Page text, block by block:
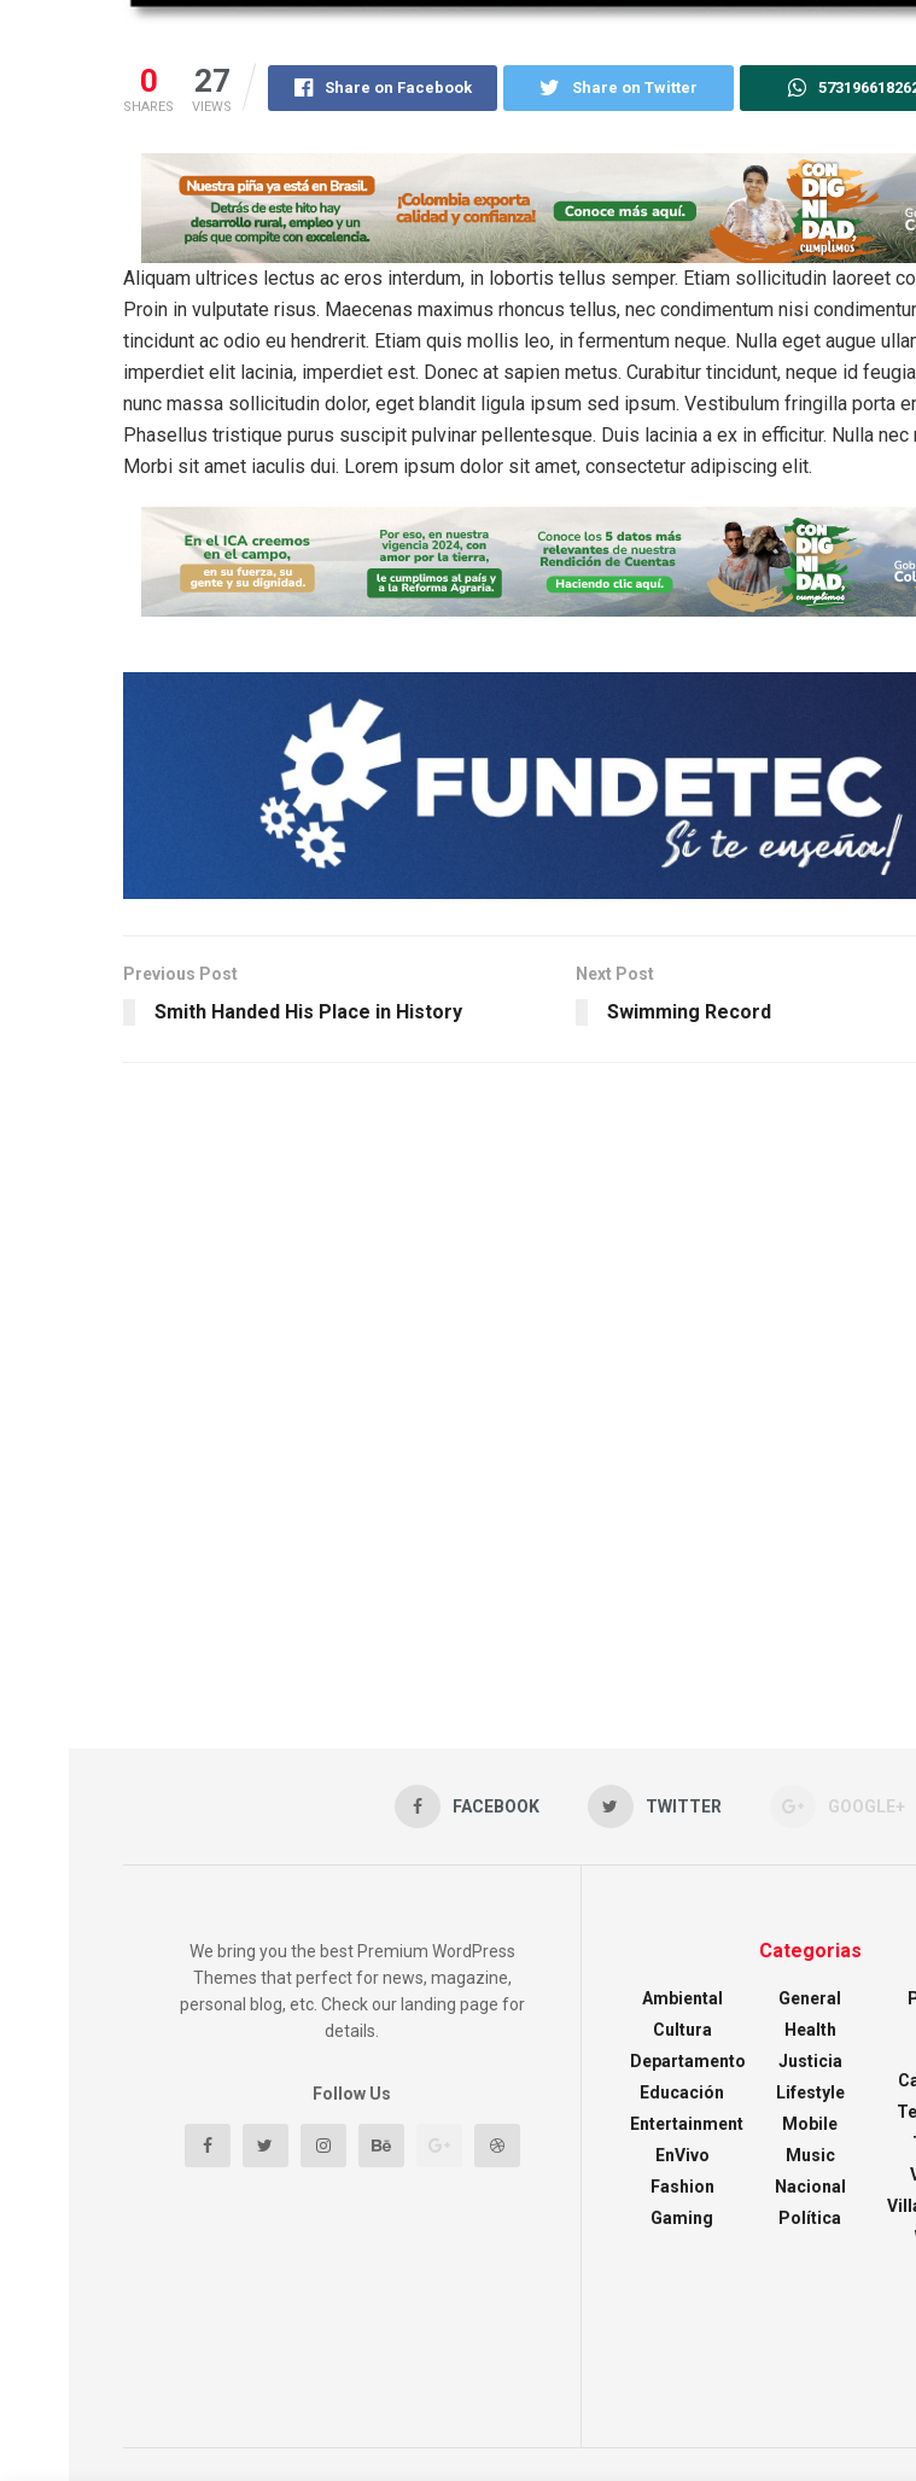
0
SHARES
27
VIEWS
Share on Facebook Share on Twitter
Aliquam ultrices lectus ac eros interdum, in lobortis tellus semper. Etiam sollicitudin laoreet
Proin in vulputate risus. Maecenas maximus rhoncus tellus, nec condimentum nisi
tincidunt ac odio eu hendrerit. Etiam quis mollis leo, in fermentum neque. Nulla eget augue
imperdiet elit lacinia, imperdiet est. Donec at sapien metus. Curabitur tincidunt, neque id
nunc massa sollicitudin dolor, eget blandit ligula ipsum sed ipsum. Vestibulum fringilla porta
Phasellus tristique purus suscipit pulvinar pellentesque. Duis lacinia a ex in efficitur. Nulla nec
Morbi sit amet iaculis dui. Lorem ipsum dolor sit amet, consectetur adipiscing elit.
Previous Post
Smith Handed His Place in History
Next Post
Swimming Record
FACEBOOK TWITTER GOOGLE+
We bring you the best Premium WordPress
Themes that perfect for news, magazine,
personal blog, etc. Check our landing page for
details.
Follow Us
Categorias
Ambiental
Cultura
Departamento
Educación
Entertainment
EnVivo
Fashion
Gaming
General
Health
Justicia
Lifestyle
Mobile
Music
Nacional
Política